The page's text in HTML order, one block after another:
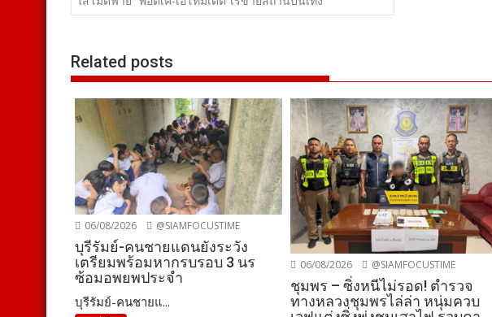
เรื่อง
Related posts
06/08/2026 @SIAMFOCUSTIME
บุรีรัมย์-คนชายแดนยังระวัง
เตรียมพร้อมหากรบรอบ 3 นร
ซ้อมอพยพประจำ
บุรีรัมย์-คนชายแ...
06/08/2026 @SIAMFOCUSTIME
ชุมพร – ซิ่งหนีไม่รอด! ตำรวจ
ทางหลวงชุมพรไล่ล่า หนุ่มควบ